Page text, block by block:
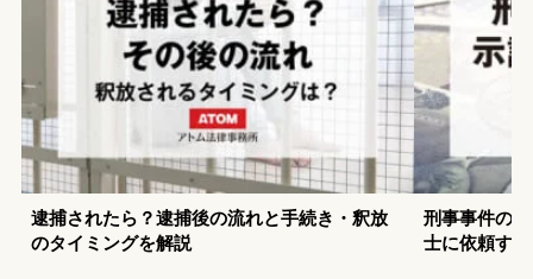
逮捕されたら？逮捕後の流れと手続き・釈放
のタイミングを解説
刑事事件の
士に依頼す